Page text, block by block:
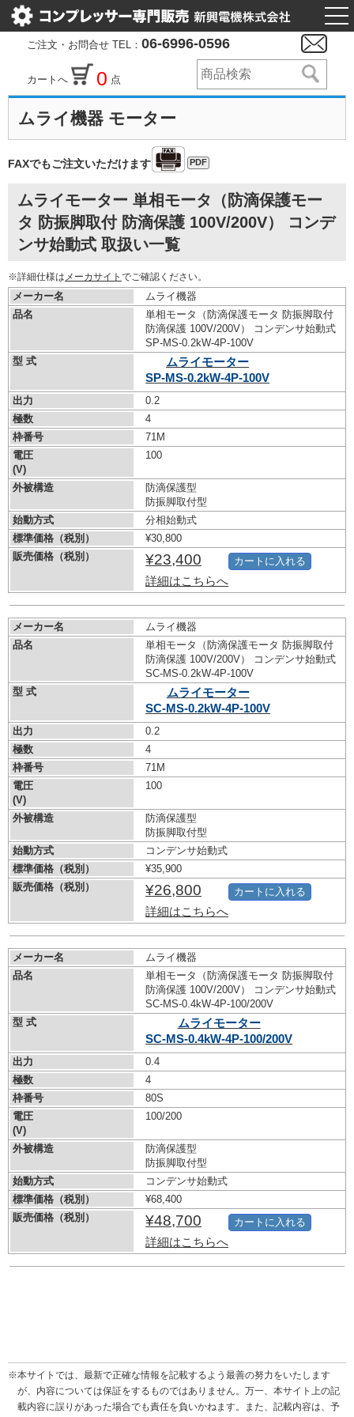
ご注文・お問合せ TEL： 06-6996-0596
カートへ 0 点
ムライ機器 モーター
FAXでもご注文いただけます PDF
ムライモーター 単相モータ（防滴保護モー
タ 防振脚取付 防滴保護 100V/200V） コンデ
ンサ始動式 取扱い一覧
※詳細仕様は メーカサイト でご確認ください。
メーカー名
ムライ機器
品名
単相モータ（防滴保護モータ 防振脚取付
防滴保護 100V/200V） コンデンサ始動式
SP-MS-0.2kW-4P-100V
型 式
ムライモーター
SP-MS-0.2kW-4P-100V
出力
0.2
極数
4
枠番号
71M
電圧
(V)
100
外被構造
防滴保護型
防振脚取付型
始動方式
分相始動式
標準価格（税別）
¥30,800
販売価格（税別）
¥23,400
詳細はこちらへ
カートに入れる
メーカー名
ムライ機器
品名
単相モータ（防滴保護モータ 防振脚取付
防滴保護 100V/200V） コンデンサ始動式
SC-MS-0.2kW-4P-100V
型 式
ムライモーター
SC-MS-0.2kW-4P-100V
出力
0.2
極数
4
枠番号
71M
電圧
(V)
100
外被構造
防滴保護型
防振脚取付型
始動方式
コンデンサ始動式
標準価格（税別）
¥35,900
販売価格（税別）
¥26,800
詳細はこちらへ
カートに入れる
メーカー名
ムライ機器
品名
単相モータ（防滴保護モータ 防振脚取付
防滴保護 100V/200V） コンデンサ始動式
SC-MS-0.4kW-4P-100/200V
型 式
ムライモーター
SC-MS-0.4kW-4P-100/200V
出力
0.4
極数
4
枠番号
80S
電圧
(V)
100/200
外被構造
防滴保護型
防振脚取付型
始動方式
コンデンサ始動式
標準価格（税別）
¥68,400
販売価格（税別）
¥48,700
詳細はこちらへ
カートに入れる
※本サイトでは、最新で正確な情報を記載するよう最善の努力をいたします
が、内容については保証をするものではありません。万一、本サイト上の記
載内容に誤りがあった場合でも責任を負いかねます。また、記載内容は、予